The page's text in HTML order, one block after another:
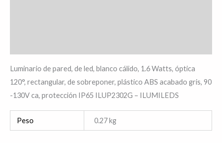
Luminario de pared, de led, blanco cálido, 1.6 Watts, óptica
120°, rectangular, de sobreponer, plástico ABS acabado gris, 90
-130V ca, protección IP65 ILUP2302G – ILUMILEDS
Peso 0.27 kg